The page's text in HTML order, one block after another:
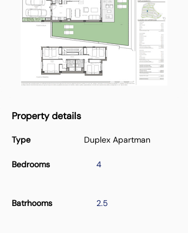
Property details
Type
Bedrooms
Duplex Apartman
4
Batrhooms 2.5